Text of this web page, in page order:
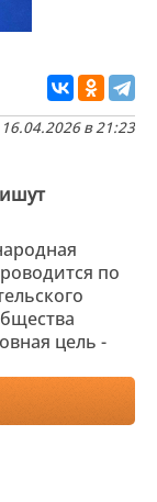
в 21:23
по
цель -